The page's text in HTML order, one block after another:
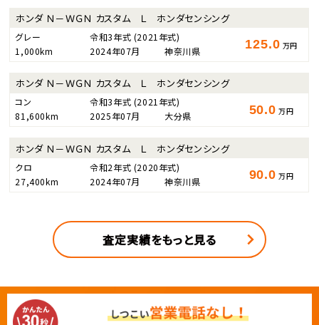
ホンダ Ｎ－ＷＧＮ カスタム Ｌ ホンダセンシング
グレー 令和3年式 (2021年式)
1,000km
2024年07月 神奈川県 125.0 万円
ホンダ Ｎ－ＷＧＮ カスタム Ｌ ホンダセンシング
コン 令和3年式 (2021年式)
81,600km
2025年07月 大分県 50.0 万円
ホンダ Ｎ－ＷＧＮ カスタム Ｌ ホンダセンシング
クロ 令和2年式 (2020年式)
27,400km
2024年07月 神奈川県 90.0 万円
査定実績をもっと見る